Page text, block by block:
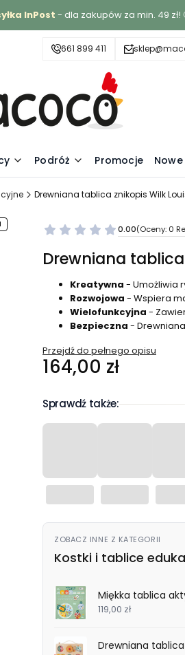
InPost - dla zakupów za min. 49 zł!
661 899 411
Podróż Promocje
Drewniana tablica znikopis Wilk
0.00(Oceny: 0
Drewniana
Kreatywna - Umożliwia
Rozwojowa - Wspiera
Wielofunkcyjna -
Bezpieczna -
Przejdź do pełnego opisu
Cena
164,00 zł
Sprawdź także:
ZOBACZ INNE Z KATEGORII
Kostki i tablice
Miękka tablica
119,00 zł
Drewniana